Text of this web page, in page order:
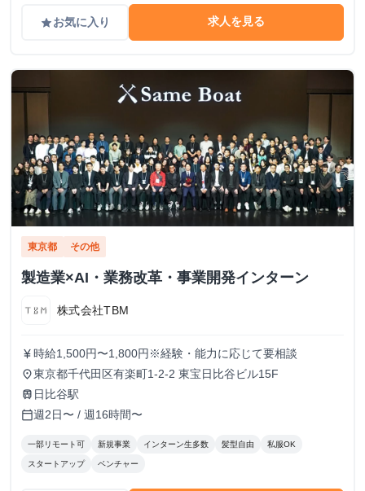
gradeお気に入り 求人を見る
東京都 その他
製造業×AI・業務改革・事業開発インターン
株式会社TBM
currency_yen 時給1,500円〜1,800円※経験・能力に応じて要相談
place東京都千代田区有楽町1-2-2 東宝日比谷ビル15F
train 日比谷駅
calendar_today週2日〜 / 週16時間〜
一部リモート可 新規事業 インターン生多数 髪型自由 私服OK
スタートアップ ベンチャー